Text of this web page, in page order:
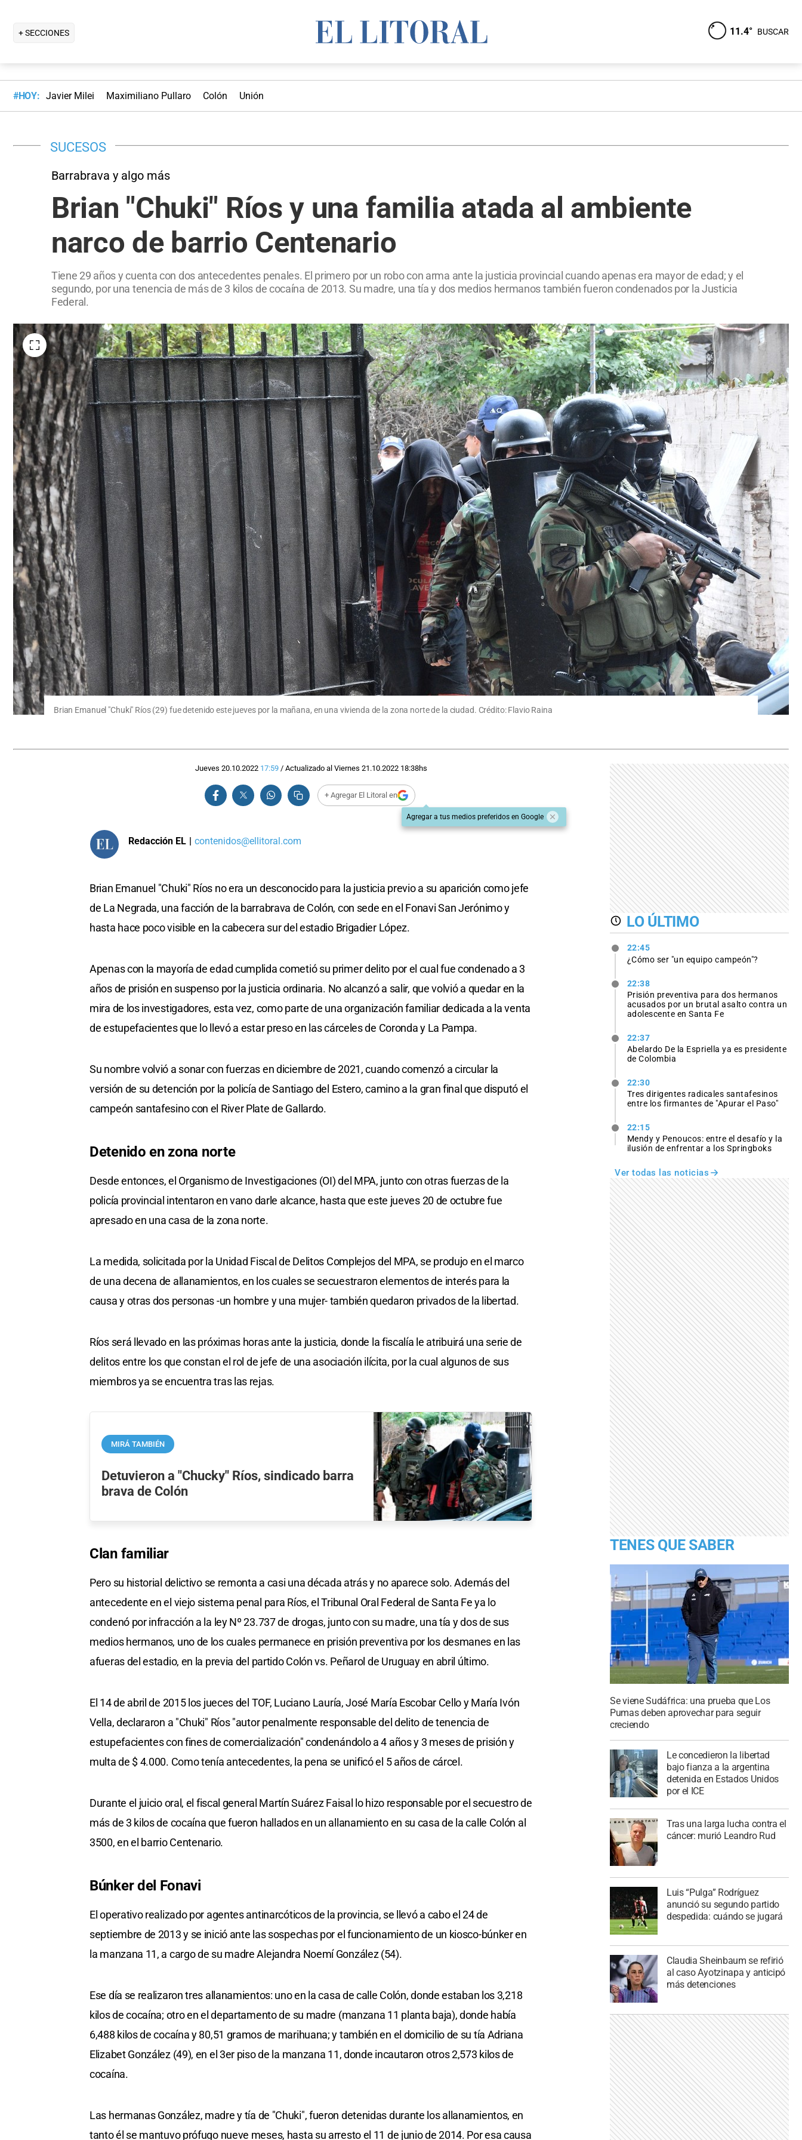
+ SECCIONES 11.4° BUSCAR
#HOY: Javier Milei Maximiliano Pullaro Colón Unión
SUCESOS
Barrabrava y algo más
Brian "Chuki" Ríos y una familia atada al ambiente
narco de barrio Centenario
Tiene 29 años y cuenta con dos antecedentes penales. El primero por un robo con arma ante la justicia provincial cuando apenas era mayor de edad; y el
segundo, por una tenencia de más de 3 kilos de cocaína de 2013. Su madre, una tía y dos medios hermanos también fueron condenados por la Justicia
Federal.
Brian Emanuel "Chuki" Ríos (29) fue detenido este jueves por la mañana, en una vivienda de la zona norte de la ciudad. Crédito: Flavio Raina
Jueves 20.10.2022 17:59/ Actualizado al Viernes 21.10.2022 18:38hs
+ Agregar El Litoral en
Agregar a tus medios preferidos en Google
Redacción EL | contenidos@ellitoral.com
Brian Emanuel "Chuki" Ríos no era un desconocido para la justicia previo a su aparición como jefe
de La Negrada, una facción de la barrabrava de Colón, con sede en el Fonavi San Jerónimo y
hasta hace poco visible en la cabecera sur del estadio Brigadier López.
Apenas con la mayoría de edad cumplida cometió su primer delito por el cual fue condenado a 3
años de prisión en suspenso por la justicia ordinaria. No alcanzó a salir, que volvió a quedar en la
mira de los investigadores, esta vez, como parte de una organización familiar dedicada a la venta
de estupefacientes que lo llevó a estar preso en las cárceles de Coronda y La Pampa.
Su nombre volvió a sonar con fuerzas en diciembre de 2021, cuando comenzó a circular la
versión de su detención por la policía de Santiago del Estero, camino a la gran final que disputó el
campeón santafesino con el River Plate de Gallardo.
Detenido en zona norte
Desde entonces, el Organismo de Investigaciones (OI) del MPA, junto con otras fuerzas de la
policía provincial intentaron en vano darle alcance, hasta que este jueves 20 de octubre fue
apresado en una casa de la zona norte.
La medida, solicitada por la Unidad Fiscal de Delitos Complejos del MPA, se produjo en el marco
de una decena de allanamientos, en los cuales se secuestraron elementos de interés para la
causa y otras dos personas -un hombre y una mujer- también quedaron privados de la libertad.
Ríos será llevado en las próximas horas ante la justicia, donde la fiscalía le atribuirá una serie de
delitos entre los que constan el rol de jefe de una asociación ilícita, por la cual algunos de sus
miembros ya se encuentra tras las rejas.
MIRÁ TAMBIÉN
Detuvieron a "Chucky" Ríos, sindicado barra
brava de Colón
Clan familiar
Pero su historial delictivo se remonta a casi una década atrás y no aparece solo. Además del
antecedente en el viejo sistema penal para Ríos, el Tribunal Oral Federal de Santa Fe ya lo
condenó por infracción a la ley Nº 23.737 de drogas, junto con su madre, una tía y dos de sus
medios hermanos, uno de los cuales permanece en prisión preventiva por los desmanes en las
afueras del estadio, en la previa del partido Colón vs. Peñarol de Uruguay en abril último.
El 14 de abril de 2015 los jueces del TOF, Luciano Lauría, José María Escobar Cello y María Ivón
Vella, declararon a "Chuki" Ríos "autor penalmente responsable del delito de tenencia de
estupefacientes con fines de comercialización" condenándolo a 4 años y 3 meses de prisión y
multa de $ 4.000. Como tenía antecedentes, la pena se unificó el 5 años de cárcel.
Durante el juicio oral, el fiscal general Martín Suárez Faisal lo hizo responsable por el secuestro de
más de 3 kilos de cocaína que fueron hallados en un allanamiento en su casa de la calle Colón al
3500, en el barrio Centenario.
Búnker del Fonavi
El operativo realizado por agentes antinarcóticos de la provincia, se llevó a cabo el 24 de
septiembre de 2013 y se inició ante las sospechas por el funcionamiento de un kiosco-búnker en
la manzana 11, a cargo de su madre Alejandra Noemí González (54).
Ese día se realizaron tres allanamientos: uno en la casa de calle Colón, donde estaban los 3,218
kilos de cocaína; otro en el departamento de su madre (manzana 11 planta baja), donde había
6,488 kilos de cocaína y 80,51 gramos de marihuana; y también en el domicilio de su tía Adriana
Elizabet González (49), en el 3er piso de la manzana 11, donde incautaron otros 2,573 kilos de
cocaína.
Las hermanas González, madre y tía de "Chuki", fueron detenidas durante los allanamientos, en
tanto él se mantuvo prófugo nueve meses, hasta su arresto el 11 de junio de 2014. Por esa causa
LO ÚLTIMO
22:45
¿Cómo ser "un equipo campeón"?
22:38
Prisión preventiva para dos hermanos
acusados por un brutal asalto contra un
adolescente en Santa Fe
22:37
Abelardo De la Espriella ya es presidente
de Colombia
22:30
Tres dirigentes radicales santafesinos
entre los firmantes de "Apurar el Paso"
22:15
Mendy y Penoucos: entre el desafío y la
ilusión de enfrentar a los Springboks
Ver todas las noticias
TENES QUE SABER
Se viene Sudáfrica: una prueba que Los
Pumas deben aprovechar para seguir
creciendo
Le concedieron la libertad
bajo fianza a la argentina
detenida en Estados Unidos
por el ICE
Tras una larga lucha contra el
cáncer: murió Leandro Rud
Luis “Pulga” Rodríguez
anunció su segundo partido
despedida: cuándo se jugará
Claudia Sheinbaum se refirió
al caso Ayotzinapa y anticipó
más detenciones